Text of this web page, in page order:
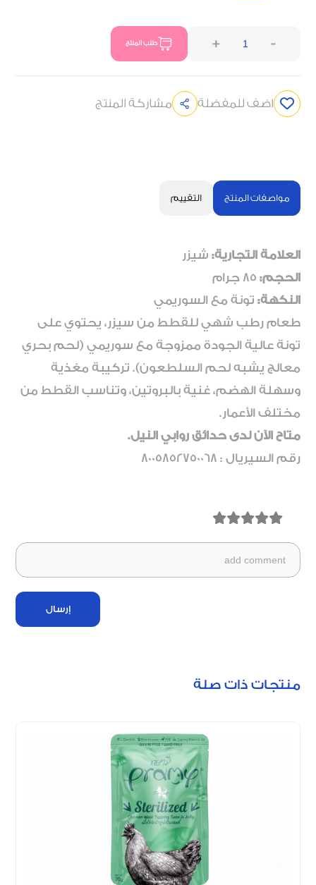
-
+ طلب المنتج
اضف للمفضلة مشاركة المنتج
مواصفات المنتج التقييم
العلامة التجارية: شيزر
الحجم:
النكهة: تونة مع السوريمي
طعام رطب شهي للقطط من سيزر، يحتوي على
تونة عالية الجودة ممزوجة مع سوريمي (لحم بحري
معالج يشبه لحم السلطعون). تركيبة مغذية
وسهلة الهضم، غنية بالبروتين، وتناسب القطط من
مختلف الأعمار.
متاح الآن لدى حدائق روابي النيل.
رقم السيريال : 8005852750068
إرسال
منتجات ذات صلة